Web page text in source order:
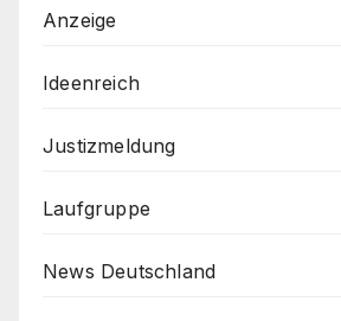
Anzeige
Ideenreich
Justizmeldung
Laufgruppe
News Deutschland